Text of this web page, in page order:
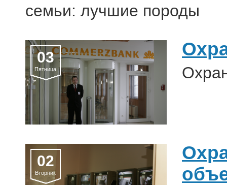
семьи: лучшие породы
03
Пятница
02
Вторник